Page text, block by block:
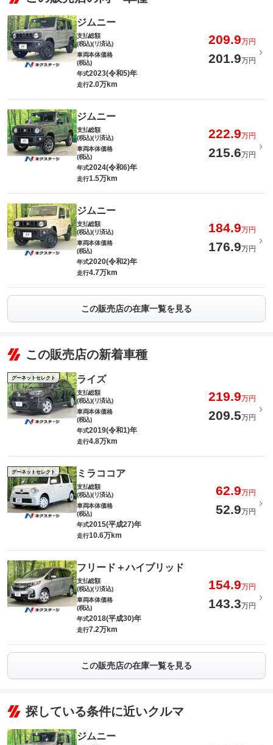
ジムニー
支払総額
(税込)(リ済込)
209.9万円
車両本体価格
(税込)
201.9万円
年式2023(令和5)年
走行2.0万km
ジムニー
支払総額
(税込)(リ済込)
222.9万円
車両本体価格
(税込)
215.6万円
年式2024(令和6)年
走行1.5万km
ジムニー
支払総額
(税込)(リ済込)
184.9万円
車両本体価格
(税込)
176.9万円
年式2020(令和2)年
走行4.7万km
この販売店の在庫一覧を見る
この販売店の新着車種
グーネットセレクト ライズ
支払総額
(税込)(リ済込)
219.9万円
車両本体価格
(税込)
209.5万円
年式2019(令和1)年
走行4.8万km
グーネットセレクト ミラココア
支払総額
(税込)(リ済込)
62.9万円
車両本体価格
(税込)
52.9万円
年式2015(平成27)年
走行10.6万km
フリード＋ハイブリッド
支払総額
(税込)(リ済込)
154.9万円
車両本体価格
(税込)
143.3万円
年式2018(平成30)年
走行7.2万km
この販売店の在庫一覧を見る
探している条件に近いクルマ
ジムニー